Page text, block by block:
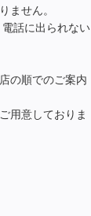
ません。
話に出られない
の順でのご案内
用意しておりま